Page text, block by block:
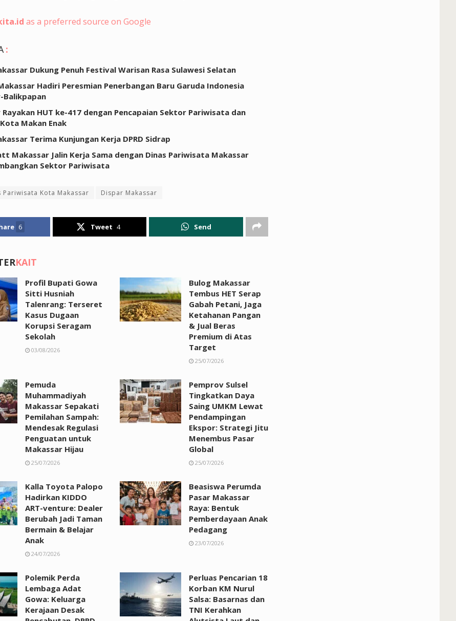
as a preferred source on Google
:
Dukung Penuh Festival Warisan Rasa Sulawesi Selatan
Hadiri Peresmian Penerbangan Baru Garuda Indonesia
Balikpapan
Rayakan HUT ke-417 dengan Pencapaian Sektor Pariwisata dan
Makan Enak
Terima Kunjungan Kerja DPRD Sidrap
Makassar Jalin Kerja Sama dengan Dinas Pariwisata Makassar
Sektor Pariwisata
Pariwisata Kota Makassar Dispar Makassar
6 Tweet 4 Send
KAIT
Profil Bupati Gowa
Sitti Husniah
Talenrang: Terseret
Kasus Dugaan
Korupsi Seragam
Sekolah
03/08/2026
Bulog Makassar
Tembus HET Serap
Gabah Petani, Jaga
Ketahanan Pangan
& Jual Beras
Premium di Atas
Target
25/07/2026
Pemuda
Muhammadiyah
Makassar Sepakati
Pemilahan Sampah:
Mendesak Regulasi
Penguatan untuk
Makassar Hijau
25/07/2026
Pemprov Sulsel
Tingkatkan Daya
Saing UMKM Lewat
Pendampingan
Ekspor: Strategi Jitu
Menembus Pasar
Global
25/07/2026
Kalla Toyota Palopo
Hadirkan KIDDO
ART-venture: Dealer
Berubah Jadi Taman
Bermain & Belajar
Anak
24/07/2026
Beasiswa Perumda
Pasar Makassar
Raya: Bentuk
Pemberdayaan Anak
Pedagang
23/07/2026
Polemik Perda
Lembaga Adat
Gowa: Keluarga
Kerajaan Desak
Perluas Pencarian 18
Korban KM Nurul
Salsa: Basarnas dan
TNI Kerahkan